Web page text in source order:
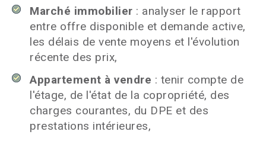
Marché immobilier : analyser le rapport
entre offre disponible et demande active,
les délais de vente moyens et l'évolution
récente des prix,
Appartement à vendre : tenir compte de
l'étage, de l'état de la copropriété, des
charges courantes, du DPE et des
prestations intérieures,